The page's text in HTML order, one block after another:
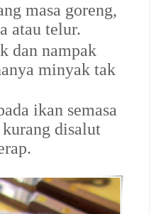
masa goreng,
atau telur.
dan nampak
minyak tak
ikan semasa
disalut